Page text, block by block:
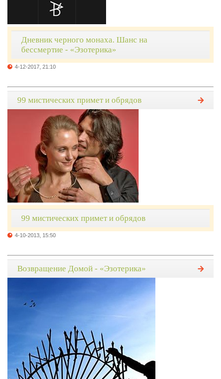
Дневник черного монаха. Шанс на
бессмертие - «Эзотерика»
4-12-2017, 21:10
99 мистических примет и обрядов
99 мистических примет и обрядов
4-10-2013, 15:50
Возвращение Домой - «Эзотерика»